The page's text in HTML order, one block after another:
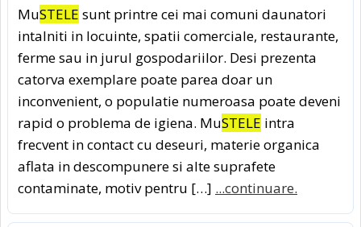
MuSTELE sunt printre cei mai comuni daunatori
intalniti in locuinte, spatii comerciale, restaurante,
ferme sau in jurul gospodariilor. Desi prezenta
catorva exemplare poate parea doar un
inconvenient, o populatie numeroasa poate deveni
rapid o problema de igiena. MuSTELE intra
frecvent in contact cu deseuri, materie organica
aflata in descompunere si alte suprafete
contaminate, motiv pentru […] ...continuare.